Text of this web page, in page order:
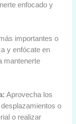
enfocado y
importantes o
y enfócate en
mantenerte
Aprovecha los
o
o realizar